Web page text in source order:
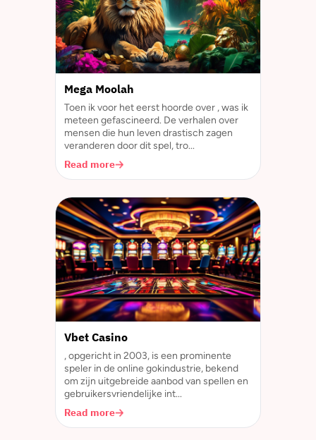
Mega Moolah
Toen ik voor het eerst hoorde over , was ik
meteen gefascineerd. De verhalen over
mensen die hun leven drastisch zagen
veranderen door dit spel, tro...
Read more
Vbet Casino
, opgericht in 2003, is een prominente
speler in de online gokindustrie, bekend
om zijn uitgebreide aanbod van spellen en
gebruikersvriendelijke int...
Read more